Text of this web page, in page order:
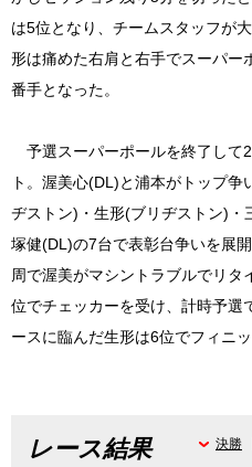
は5位となり、チームスタッフが
形は痛めた右肩と右手でスーパー
番手となった。
予選スーパーポールを終了して
ト。渥美心(DL)と浦本がトップ
ヂストン)・生形(ブリヂストン)
塚健(DL)の7台で表彰台争いを展
周で渥美がマシントラブルでリ
位でチェッカーを受け、計時予選
ースに臨んだ生形は6位でフィニッ
レース結果 決勝